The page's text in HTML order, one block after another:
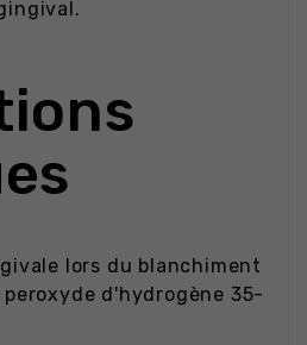
lors du blanchiment
d'hydrogène 35-